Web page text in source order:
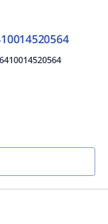
6410014520564